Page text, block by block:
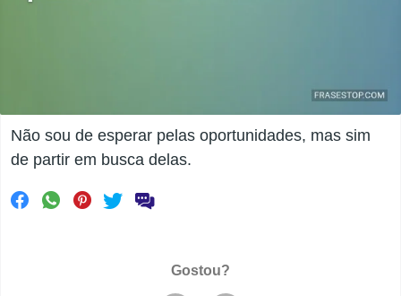
Não sou de esperar pelas oportunidades, mas sim
de partir em busca delas.
Gostou?